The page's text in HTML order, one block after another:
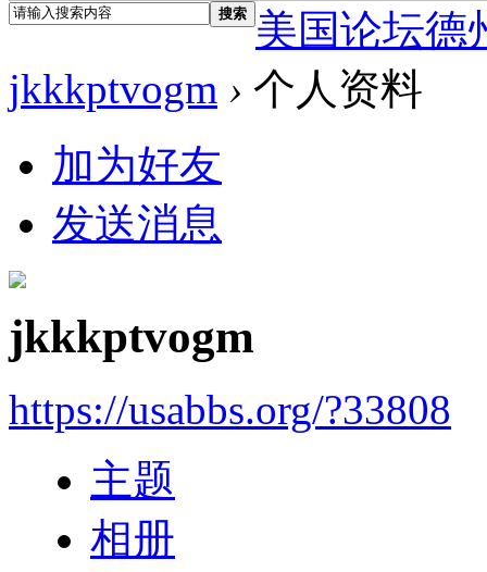
搜索
美国论坛德
jkkkptvogm › 个人资料
加为好友
发送消息
jkkkptvogm
https://usabbs.org/?33808
主题
相册